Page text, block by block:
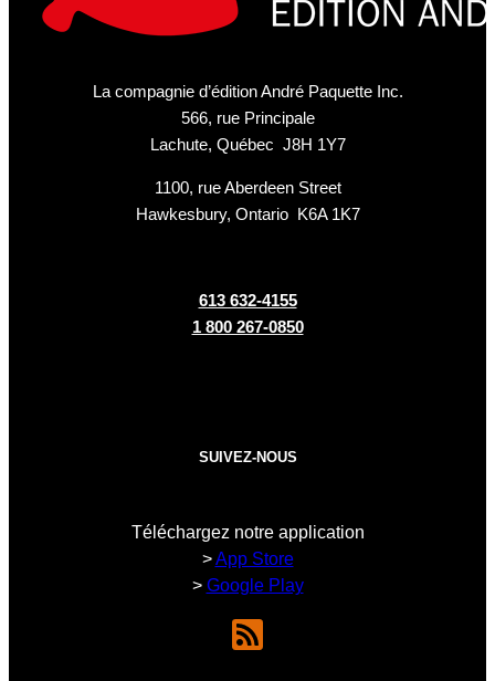
La compagnie d’édition André Paquette Inc.
566, rue Principale
Lachute, Québec J8H 1Y7
1100, rue Aberdeen Street
Hawkesbury, Ontario K6A 1K7
613 632-4155
1 800 267-0850
SUIVEZ-NOUS
Téléchargez notre application
>App Store
> Google Play